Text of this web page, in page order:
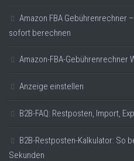
Amazon FBA Gebührenrechner
sofort berechnen
Amazon-FBA-
Anzeige einstellen
B2B-FAQ: Restposten, Import,
B2B-Restposten-Kalkulator: So
Sekunden